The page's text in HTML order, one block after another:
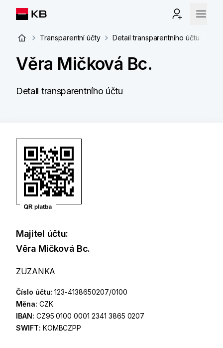
Transparentní účty Detail transparentního účtu
Věra Mičková Bc.
Detail transparentního účtu
Majitel účtu:
Věra Mičková Bc.
ZUZANKA
Číslo účtu:123-4138650207/0100
Měna: CZK
IBAN: CZ95 0100 0001 2341 3865 0207
SWIFT: KOMBCZPP